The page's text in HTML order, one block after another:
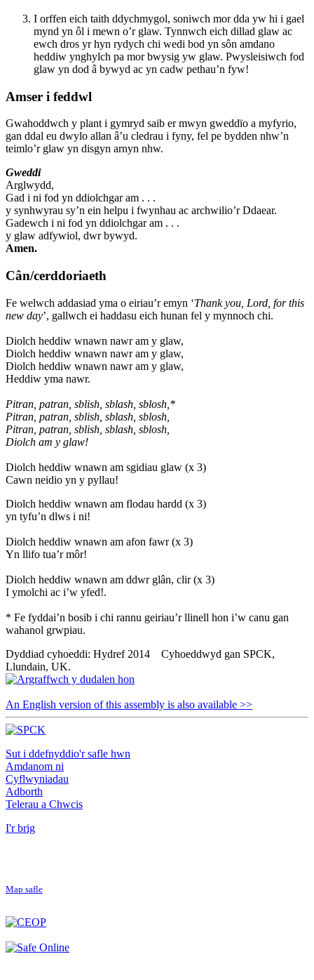
I orffen eich taith ddychmygol, soniwch mor dda yw hi i gael
mynd yn ôl i mewn o’r glaw. Tynnwch eich dillad glaw ac
ewch dros yr hyn rydych chi wedi bod yn sôn amdano
heddiw ynghylch pa mor bwysig yw glaw. Pwysleisiwch fod
glaw yn dod â bywyd ac yn cadw pethau’n fyw!
Amser i feddwl
Gwahoddwch y plant i gymryd saib er mwyn gweddïo a myfyrio,
gan ddal eu dwylo allan â’u cledrau i fyny, fel pe bydden nhw’n
teimlo’r glaw yn disgyn arnyn nhw.
Gweddi
Arglwydd,
Gad i ni fod yn ddiolchgar am . . .
y synhwyrau sy’n ein helpu i fwynhau ac archwilio’r Ddaear.
Gadewch i ni fod yn ddiolchgar am . . .
y glaw adfywiol, dwr bywyd.
Amen.
Cân/cerddoriaeth
Fe welwch addasiad yma o eiriau’r emyn ‘Thank you, Lord, for this
new day’, gallwch ei haddasu eich hunan fel y mynnoch chi.
Diolch heddiw wnawn nawr am y glaw,
Diolch heddiw wnawn nawr am y glaw,
Diolch heddiw wnawn nawr am y glaw,
Heddiw yma nawr.
Pitran, patran, sblish, sblash, sblosh,*
Pitran, patran, sblish, sblash, sblosh,
Pitran, patran, sblish, sblash, sblosh,
Diolch am y glaw!
Diolch heddiw wnawn am sgidiau glaw (x 3)
Cawn neidio yn y pyllau!
Diolch heddiw wnawn am flodau hardd (x 3)
yn tyfu’n dlws i ni!
Diolch heddiw wnawn am afon fawr (x 3)
Yn llifo tua’r môr!
Diolch heddiw wnawn am ddwr glân, clir (x 3)
I ymolchi ac i’w yfed!.
* Fe fyddai’n bosib i chi rannu geiriau’r llinell hon i’w canu gan
wahanol grwpiau.
Dyddiad cyhoeddi: Hydref 2014 Cyhoeddwyd gan SPCK,
Llundain, UK.
An English version of this assembly is also available >>
Sut i ddefnyddio'r safle hwn
Amdanom ni
Cyflwyniadau
Adborth
Telerau a Chwcis
I'r brig
Map safle